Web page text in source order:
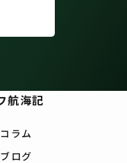
航海記
ラム
ログ